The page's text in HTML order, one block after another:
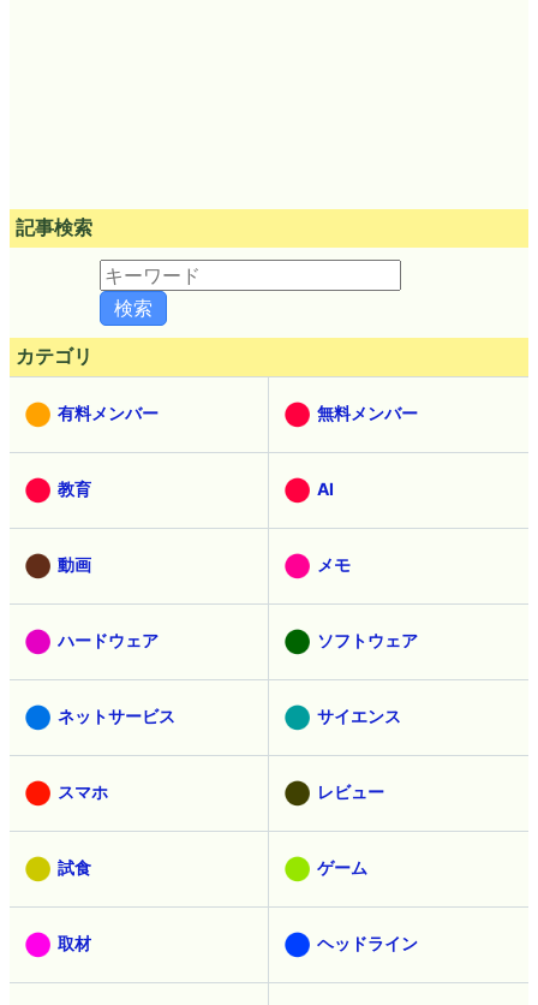
記事検索
カテゴリ
有料メンバー 無料メンバー
教育 AI
動画 メモ
ハードウェア ソフトウェア
ネットサービス サイエンス
スマホ レビュー
試食 ゲーム
取材 ヘッドライン